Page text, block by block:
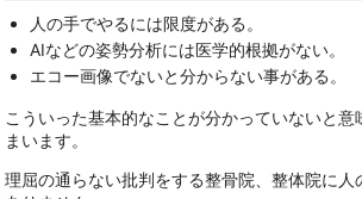
人の手でやるには限度がある。
AIなどの姿勢分析には医学的根拠がない。
エコー画像でないと分からない事がある。
こういった基本的なことが分かっていないと意
まいます。
理屈の通らない批判をする整骨院、整体院に人